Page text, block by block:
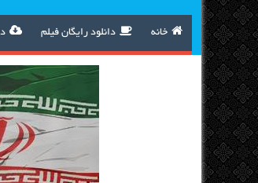
خانه دانلود رایگان فیلم